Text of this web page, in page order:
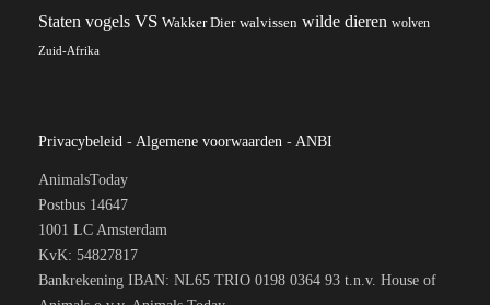
Staten vogels VS Wakker Dier walvissen wilde dieren wolven
Zuid-Afrika
Privacybeleid - Algemene voorwaarden - ANBI
AnimalsToday
Postbus 14647
1001 LC Amsterdam
KvK: 54827817
Bankrekening IBAN: NL65 TRIO 0198 0364 93 t.n.v. House of